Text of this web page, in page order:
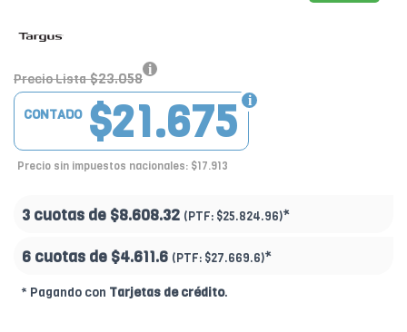
Precio Lista $23.058
$21.675
CONTADO
Precio sin impuestos nacionales: $17.913
3 cuotas de $8.608.32 (PTF: $25.824.96)*
6 cuotas de $4.611.6 (PTF: $27.669.6)*
* Pagando con Tarjetas de crédito.